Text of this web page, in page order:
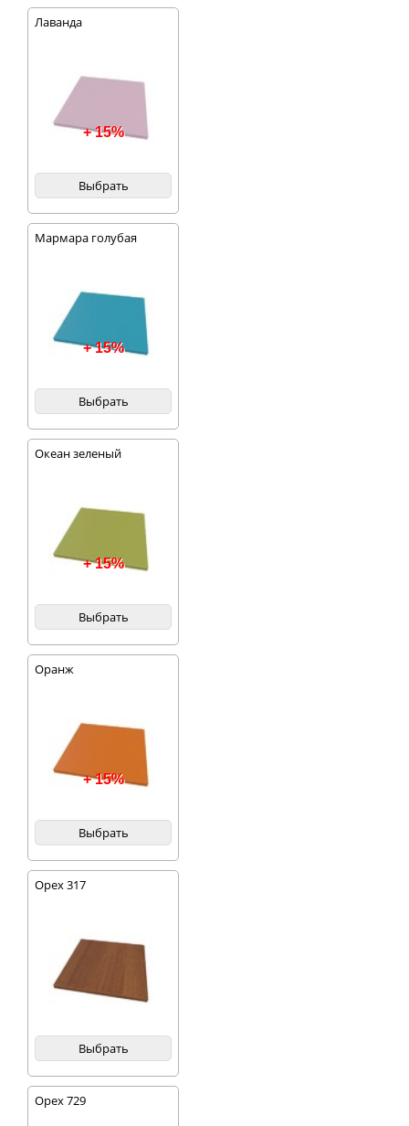
Лаванда
+ 15%
Выбрать
Мармара голубая
+ 15%
Выбрать
Океан зеленый
+ 15%
Выбрать
Оранж
+ 15%
Выбрать
Орех 317
Выбрать
Орех 729